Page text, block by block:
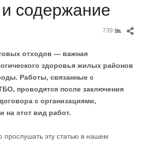
содержание
739
отходов — важная
здоровья жилых районов
Работы, связанные с
проводятся после заключения
с организациями,
этот вид работ.
эту статью в нашем